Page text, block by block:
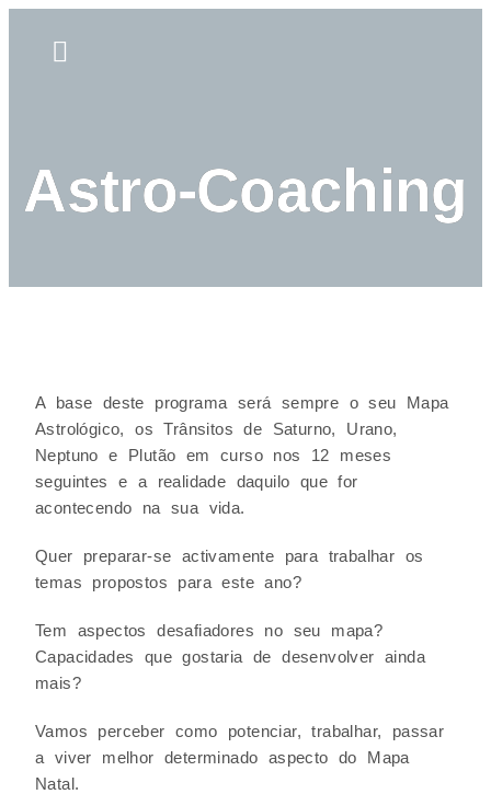
Astro-Coaching
A base deste programa será sempre o seu Mapa
Astrológico, os Trânsitos de Saturno, Urano,
Neptuno e Plutão em curso nos 12 meses
seguintes e a realidade daquilo que for
acontecendo na sua vida.
Quer preparar-se activamente para trabalhar os
temas propostos para este ano?
Tem aspectos desafiadores no seu mapa?
Capacidades que gostaria de desenvolver ainda
mais?
Vamos perceber como potenciar, trabalhar, passar
a viver melhor determinado aspecto do Mapa
Natal.